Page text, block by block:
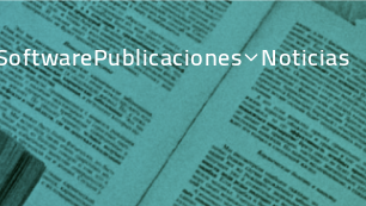
Publicaciones Noticias